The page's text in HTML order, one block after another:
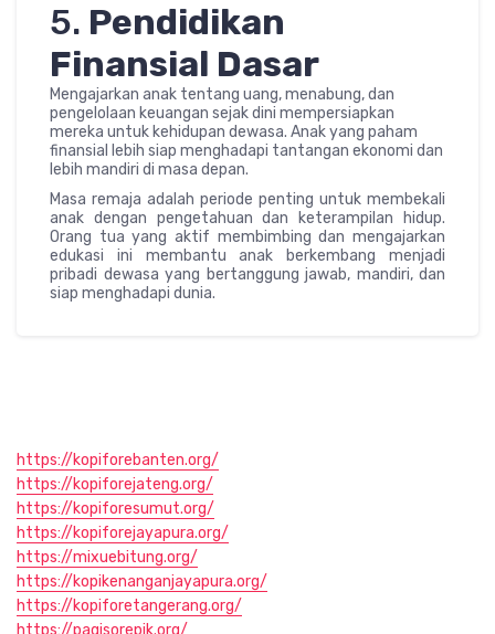
5. Pendidikan
Finansial Dasar
Mengajarkan anak tentang uang, menabung, dan
pengelolaan keuangan sejak dini mempersiapkan
mereka untuk kehidupan dewasa. Anak yang paham
finansial lebih siap menghadapi tantangan ekonomi dan
lebih mandiri di masa depan.
Masa remaja adalah periode penting untuk membekali
anak dengan pengetahuan dan keterampilan hidup.
Orang tua yang aktif membimbing dan mengajarkan
edukasi ini membantu anak berkembang menjadi
pribadi dewasa yang bertanggung jawab, mandiri, dan
siap menghadapi dunia.
https://kopiforebanten.org/
https://kopiforejateng.org/
https://kopiforesumut.org/
https://kopiforejayapura.org/
https://mixuebitung.org/
https://kopikenanganjayapura.org/
https://kopiforetangerang.org/